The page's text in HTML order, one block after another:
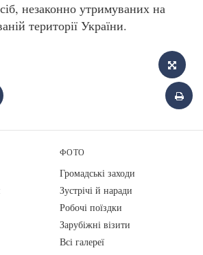
незаконно утримуваних на
території України.
ФОТО
Громадські заходи
Зустрічі й наради
Робочі поїздки
Зарубіжні візити
Всі галереї